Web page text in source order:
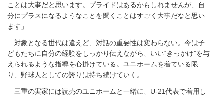
ことは大事だと思います。プライドはあるかもしれませんが、自
分にプラスになるようなことを聞くことはすごく大事だなと思い
ます」
対象となる世代は違えど、対話の重要性は変わらない。今は子
どもたちに自分の経験をしっかり伝えながら、いい“きっかけ”を与
えられるような指導を心掛けている。ユニホームを着ている限
り、野球人としての誇りは持ち続けていく。
三重の実家には読売のユニホームと一緒に、U-21代表で着用し